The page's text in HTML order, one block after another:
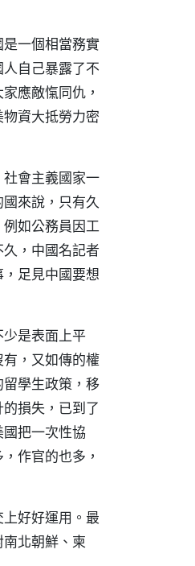
一個相當務實
自己暴露了不
應敵愾同仇，
資大抵勞力密
會主義國家一
來說，只有久
如公務員因工
，中國名記者
足見中國要想
是表面上平
，又如傳的權
學生政策，移
損失，已到了
把一次性協
作官的也多，
好好運用。最
北朝鮮、柬